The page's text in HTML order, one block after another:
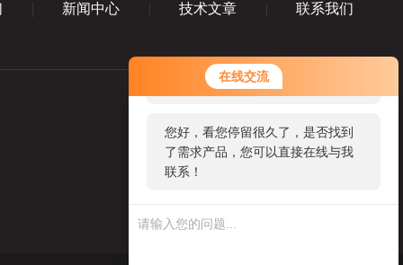
在线交流
您好！欢迎前来咨询，很高兴为您
服务，请问您要咨询什么问题呢？
您好，看您停留很久了，是否找到
了需求产品，您可以直接在线与我
联系！
新闻中心 技术文章 联系我们